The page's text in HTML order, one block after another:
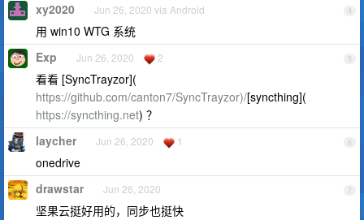
4
xy2020 Jun 26, 2020 via Android
用 win10 WTG 系统
5
Exp Jun 26, 2020 2
看看 [SyncTrayzor](
https://github.com/canton7/SyncTrayzor)/[syncthing](
https://syncthing.net) ？
6
laycher Jun 26, 2020 1
onedrive
7
drawstar Jun 26, 2020
坚果云挺好用的，同步也挺快